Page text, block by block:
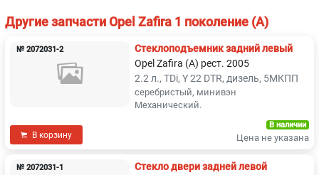
Другие запчасти Opel Zafira 1 поколение (A)
№ 2072031-2
Стеклоподъемник задний левый
Opel Zafira (A) рест. 2005
2.2 л., TDi, Y 22 DTR, дизель, 5МКПП
серебристый, минивэн
Механический.
В корзину
В наличии
Цена не указана
№ 2072031-1
Стекло двери задней левой